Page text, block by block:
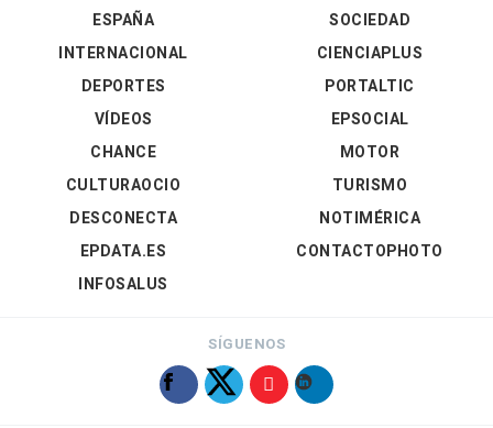
ESPAÑA
INTERNACIONAL
DEPORTES
VÍDEOS
SOCIEDAD
CIENCIAPLUS
PORTALTIC
EPSOCIAL
CHANCE
CULTURAOCIO
DESCONECTA
EPDATA.ES
INFOSALUS
MOTOR
TURISMO
NOTIMÉRICA
CONTACTOPHOTO
SÍGUENOS